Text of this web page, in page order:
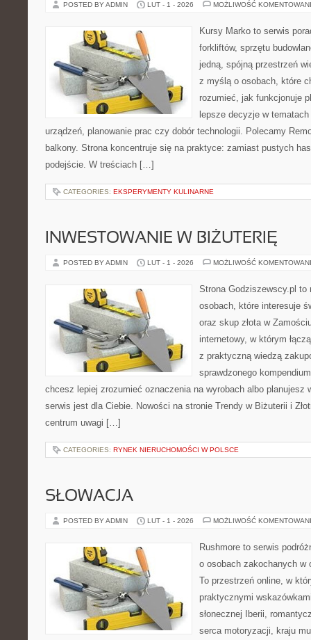
POSTED BY ADMIN LUT - 1 - 2026 MOŻLIWOŚĆ
Kursy Marko to serwis
forkliftów, sprzętu
jedną, spójną przestrzeń
z myślą o osobach, które
rozumieć, jak funkcjonuje
lepsze decyzje w
urządzeń, planowanie prac czy dobór technologii. Polecamy
balkony. Strona koncentruje się na praktyce: zamiast pustych
podejście. W treściach […]
CATEGORIES: EKSPERYMENTY KULINARNE
INWESTOWANIE W BIŻUTERIĘ
POSTED BY ADMIN LUT - 1 - 2026 MOŻLIWOŚĆ
Strona Godziszewscy.pl
osobach, które interesuje
oraz skup złota w
internetowy, w którym
z praktyczną wiedzą
sprawdzonego
chcesz lepiej zrozumieć oznaczenia na wyrobach albo planujesz
serwis jest dla Ciebie. Nowości na stronie Trendy w Biżuterii i
centrum uwagi […]
CATEGORIES: RYNEK NIERUCHOMOŚCI W POLSCE
SŁOWACJA
POSTED BY ADMIN LUT - 1 - 2026 MOŻLIWOŚĆ
Rushmore to serwis
o osobach zakochanych w
To przestrzeń online, w
praktycznymi
słonecznej Iberii,
serca motoryzacji, kraju